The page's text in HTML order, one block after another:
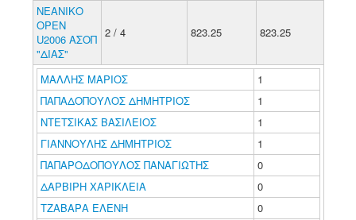
ΝΕΑΝΙΚΟ
ΟΡΕΝ
U2006 ΑΣΟΠ
"ΔΙΑΣ"
2 / 4 823.25 823.25
ΜΑΛΛΗΣ ΜΑΡΙΟΣ
1
ΠΑΠΑΔΟΠΟΥΛΟΣ ΔΗΜΗΤΡΙΟΣ
1
ΝΤΕΤΣΙΚΑΣ ΒΑΣΙΛΕΙΟΣ
1
ΓΙΑΝΝΟΥΛΗΣ ΔΗΜΗΤΡΙΟΣ
1
ΠΑΠΑΡΟΔΟΠΟΥΛΟΣ ΠΑΝΑΓΙΩΤΗΣ
0
ΔΑΡΒΙΡΗ ΧΑΡΙΚΛΕΙΑ
0
ΤΖΑΒΑΡΑ ΕΛΕΝΗ
0